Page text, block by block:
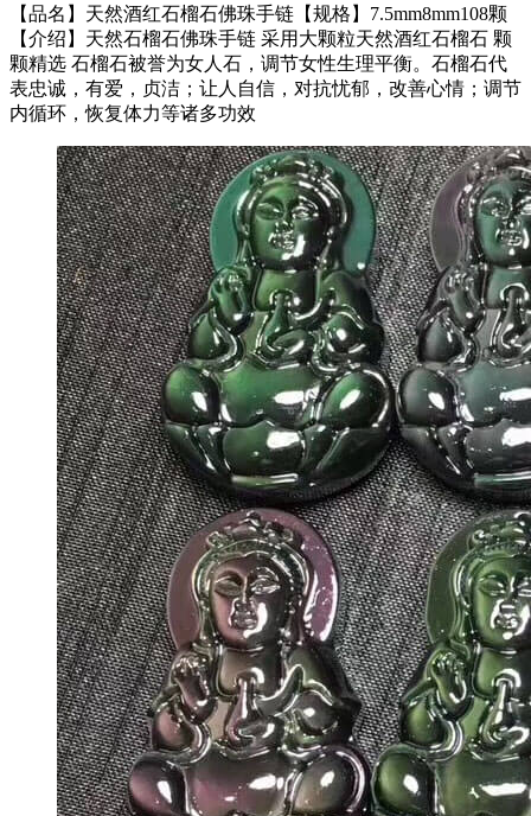
【品名】天然酒红石榴石佛珠手链【规格】7.5mm8mm108颗
【介绍】天然石榴石佛珠手链 采用大颗粒天然酒红石榴石 颗
颗精选 石榴石被誉为女人石，调节女性生理平衡。石榴石代
表忠诚，有爱，贞洁；让人自信，对抗忧郁，改善心情；调节
内循环，恢复体力等诸多功效